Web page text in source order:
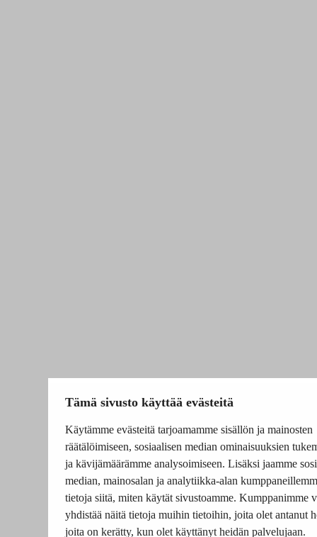
Tämä sivusto käyttää evästeitä
Käytämme evästeitä tarjoamamme sisällön ja mainosten
räätälöimiseen, sosiaalisen median ominaisuuksien
ja kävijämäärämme analysoimiseen. Lisäksi jaamme
median, mainosalan ja analytiikka-alan
tietoja siitä, miten käytät sivustoamme. Kumppanimme
yhdistää näitä tietoja muihin tietoihin, joita olet antanut
joita on kerätty, kun olet käyttänyt heidän palvelujaan.